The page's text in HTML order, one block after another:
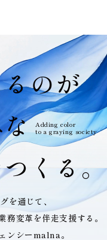
のが
くる。
Adding color
to a graying society
を通じて、
務変革を伴走支援する。
ンシーmalna。